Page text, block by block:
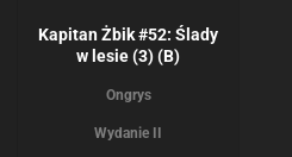
Kapitan Żbik #52: Ślady
w lesie (3) (B)
Ongrys
Wydanie II